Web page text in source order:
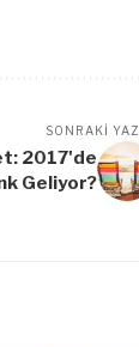
SONRAKI YAZI
2017'de
Geliyor?